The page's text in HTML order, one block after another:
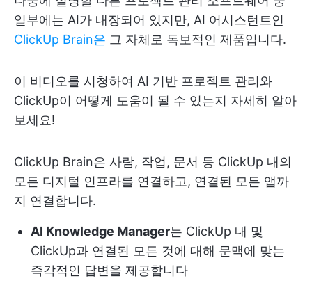
일부에는 AI가 내장되어 있지만, AI 어시스턴트인
ClickUp Brain은 그 자체로 독보적인 제품입니다.
이 비디오를 시청하여 AI 기반 프로젝트 관리와
ClickUp이 어떻게 도움이 될 수 있는지 자세히 알아
보세요!
ClickUp Brain은 사람, 작업, 문서 등 ClickUp 내의
모든 디지털 인프라를 연결하고, 연결된 모든 앱까
지 연결합니다.
AI Knowledge Manager는 ClickUp 내 및
ClickUp과 연결된 모든 것에 대해 문맥에 맞는
즉각적인 답변을 제공합니다